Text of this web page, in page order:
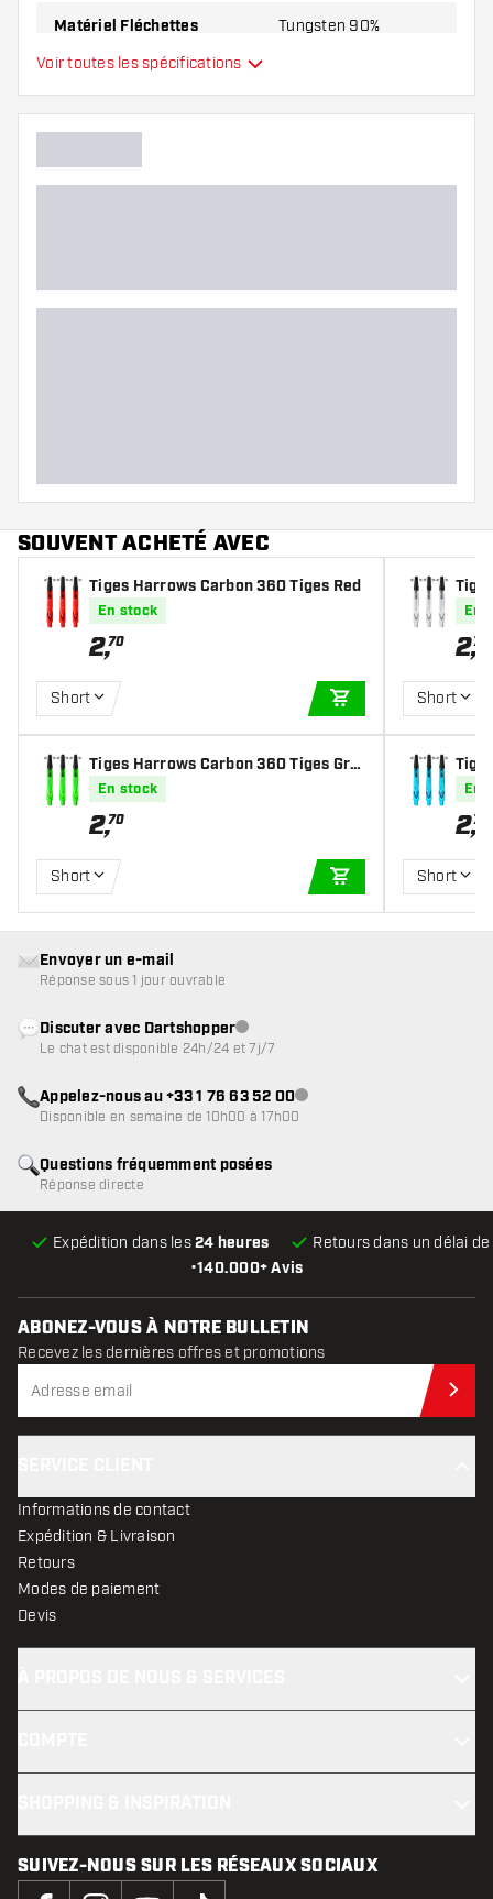
Matériel Fléchettes Tungsten 90%
Type du nez des fléchettes
Couleur des fléchettes
Voir toutes les spécifications
SOUVENT ACHETÉ AVEC
Tiges Harrows Carbon 360 Tiges Red
En stock
2,70
Short
AJOUTER AU
Tiges Harrows Carbon 360 Tiges Gre
en
En stock
2,70
Short
AJOUTER AU
ar
En
2,70
Short
a
En
2,70
Short
•140.000+ Avis
Expédition dans les24 heures Retours dans un délai de
Questions fréquemment posées
Réponse directe
Envoyer un e-mail
Réponse sous 1 jour ouvrable
Discuter avec DartshopperService client indisponible
Le chat est disponible 24h/24 et 7j/7
Appelez-nous au +33 1 76 63 52 00Service client indisponible
Disponible en semaine de 10h00 à 17h00
ABONEZ-VOUS À NOTRE BULLETIN
Recevez les dernières offres et promotions
Informations de contact
Expédition & Livraison
Retours
Modes de paiement
Devis
SUIVEZ-NOUS SUR LES RÉSEAUX SOCIAUX